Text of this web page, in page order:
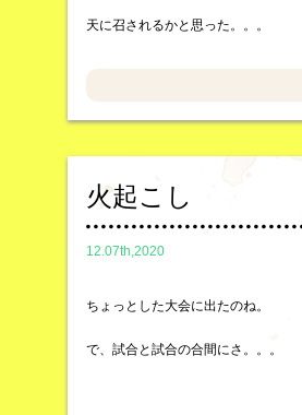
天に召されるかと思った。。。
火起こし
12.07th,2020
ちょっとした大会に出たのね。
で、試合と試合の合間にさ。。。